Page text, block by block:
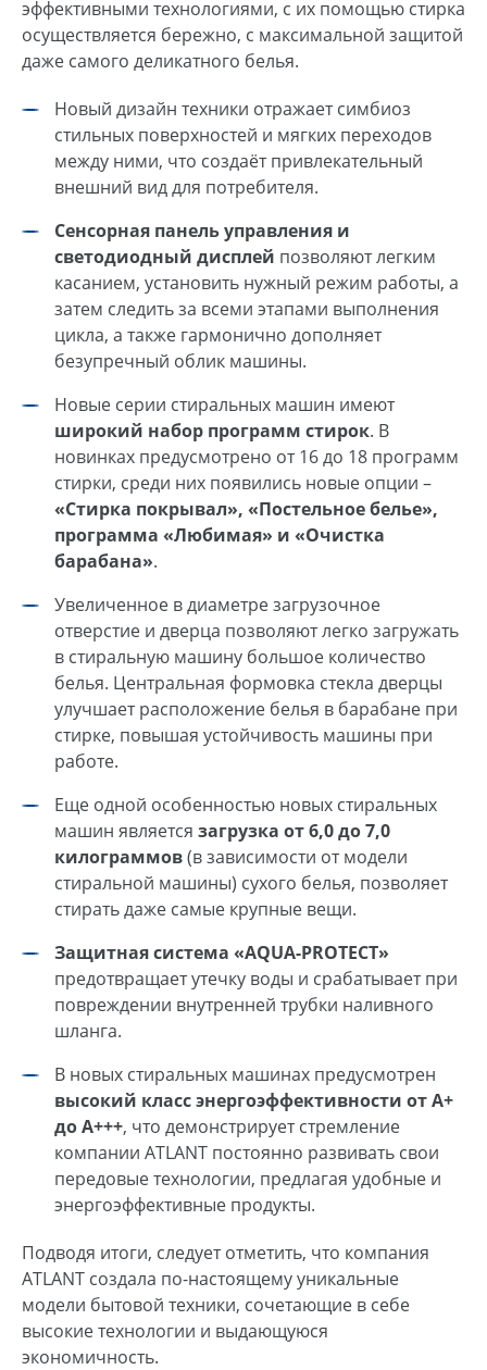
эффективными технологиями, с их помощью стирка
осуществляется бережно, с максимальной защитой
даже самого деликатного белья.
Новый дизайн техники отражает симбиоз
стильных поверхностей и мягких переходов
между ними, что создаёт привлекательный
внешний вид для потребителя.
Сенсорная панель управления и
светодиодный дисплей позволяют легким
касанием, установить нужный режим работы, а
затем следить за всеми этапами выполнения
цикла, а также гармонично дополняет
безупречный облик машины.
Новые серии стиральных машин имеют
широкий набор программ стирок. В
новинках предусмотрено от 16 до 18 программ
стирки, среди них появились новые опции –
«Стирка покрывал», «Постельное белье»,
программа «Любимая» и «Очистка
барабана».
Увеличенное в диаметре загрузочное
отверстие и дверца позволяют легко загружать
в стиральную машину большое количество
белья. Центральная формовка стекла дверцы
улучшает расположение белья в барабане при
стирке, повышая устойчивость машины при
работе.
Еще одной особенностью новых стиральных
машин является загрузка от 6,0 до 7,0
килограммов(в зависимости от модели
стиральной машины) сухого белья, позволяет
стирать даже самые крупные вещи.
Защитная система «AQUA-PROTECT»
предотвращает утечку воды и срабатывает при
повреждении внутренней трубки наливного
шланга.
В новых стиральных машинах предусмотрен
высокий класс энергоэффективности от А+
до A+++, что демонстрирует стремление
компании ATLANT постоянно развивать свои
передовые технологии, предлагая удобные и
энергоэффективные продукты.
Подводя итоги, следует отметить, что компания
ATLANT создала по-настоящему уникальные
модели бытовой техники, сочетающие в себе
высокие технологии и выдающуюся
экономичность.